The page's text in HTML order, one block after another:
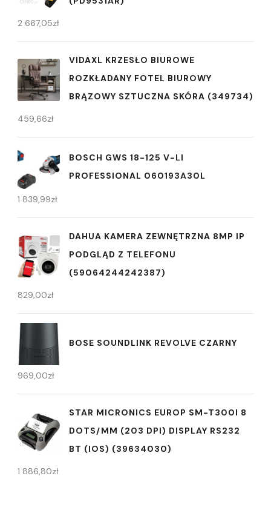
2 667,05zł
VIDAXL KRZESŁO BIUROWE
ROZKŁADANY FOTEL BIUROWY
BRĄZOWY SZTUCZNA SKÓRA (349734)
459,66zł
BOSCH GWS 18-125 V-LI
PROFESSIONAL 060193A30L
1 839,99zł
DAHUA KAMERA ZEWNĘTRZNA 8MP IP
PODGLĄD Z TELEFONU
(59064244242387)
829,00zł
BOSE SOUNDLINK REVOLVE CZARNY
969,00zł
STAR MICRONICS EUROP SM-T300I 8
DOTS/MM (203 DPI) DISPLAY RS232
BT (IOS) (39634030)
1 886,80zł